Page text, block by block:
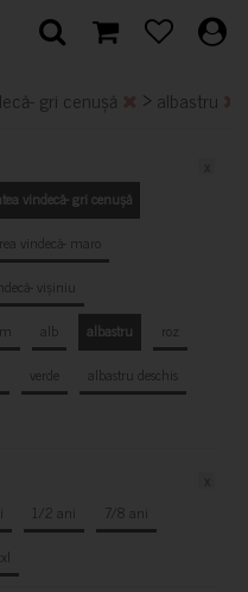
gri cenușă > albastru
vindecă- gri cenușă
vindecă- maro
vișiniu
alb albastru
roz
verde
albastru deschis
1/2 ani
7/8 ani